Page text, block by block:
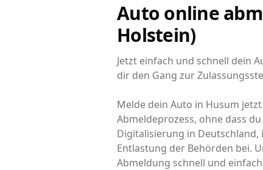
Auto online
Holstein)
Jetzt einfach und schnell dein
dir den Gang zur
Melde dein Auto in Husum
Abmeldeprozess, ohne dass
Digitalisierung in
Entlastung der Behörden bei.
Abmeldung schnell und